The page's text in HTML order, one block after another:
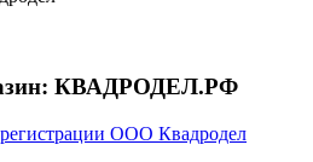
КВАДРОДЕЛ.РФ